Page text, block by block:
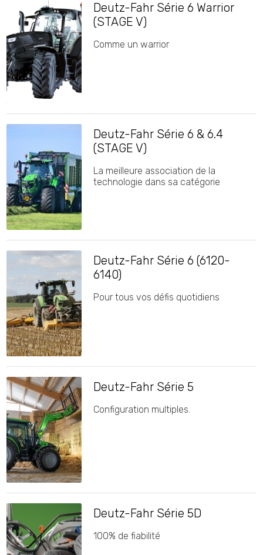
Deutz-Fahr Série 6 Warrior
(STAGE V)
Comme un warrior
Deutz-Fahr Série 6 & 6.4
(STAGE V)
La meilleure association de la
technologie dans sa catégorie
Deutz-Fahr Série 6 (6120-
6140)
Pour tous vos défis quotidiens
Deutz-Fahr Série 5
Configuration multiples.
Deutz-Fahr Série 5D
100% de fiabilité